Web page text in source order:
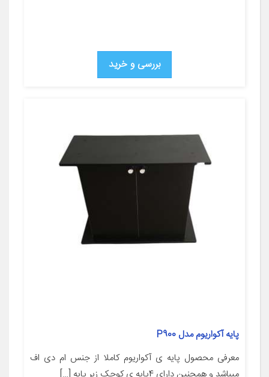
بررسی و خرید
پایه آکواریوم مدل P900
معرفی محصول پایه ی آکواریوم کاملا از جنس ام دی اف